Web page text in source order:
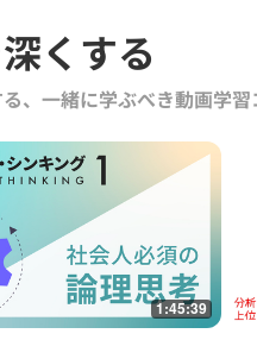
自社課題（ア
「GLOBIS知見
くする
、一緒に学ぶべき動画学
1:45:39